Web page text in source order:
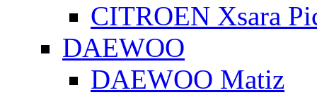
CITROEN Xsara
DAEWOO
DAEWOO Matiz